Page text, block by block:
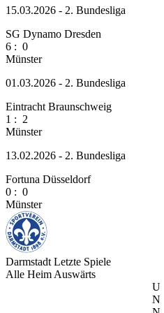
15.03.2026 - 2. Bundesliga
SG Dynamo Dresden
6 : 0
Münster
01.03.2026 - 2. Bundesliga
Eintracht Braunschweig
1 : 2
Münster
13.02.2026 - 2. Bundesliga
Fortuna Düsseldorf
0 : 0
Münster
Darmstadt Letzte Spiele
Alle Heim Auswärts
U
N